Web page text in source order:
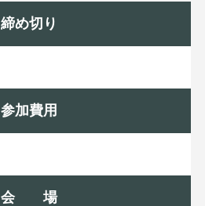
締め切り
参加費用
会 場